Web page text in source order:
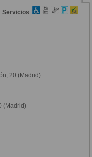
Servicios
20 (Madrid)
(Madrid)